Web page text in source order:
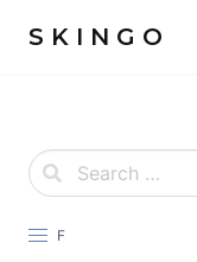
S K I N G O
F